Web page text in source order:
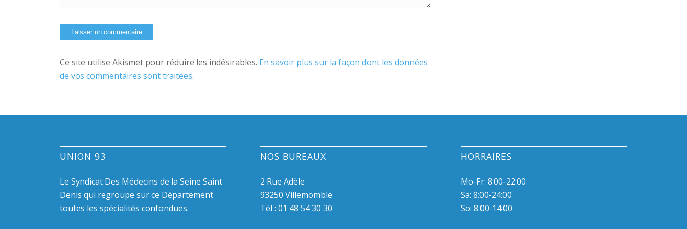
Ce site utilise Akismet pour réduire les indésirables. En savoir plus sur la façon dont les données
de vos commentaires sont traitées.
UNION 93
Le Syndicat Des Médecins de la Seine Saint
Denis qui regroupe sur ce Département
toutes les spécialités confondues.
NOS BUREAUX
2 Rue Adèle
93250 Villemomble
Tél :01 48 54 30 30
HORRAIRES
Mo-Fr: 8:00-22:00
Sa: 8:00-24:00
So: 8:00-14:00